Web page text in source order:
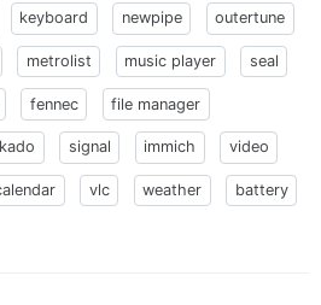
keyboard newpipe outertune
metrolist music player seal
fennec file manager
signal immich video
vlc weather battery